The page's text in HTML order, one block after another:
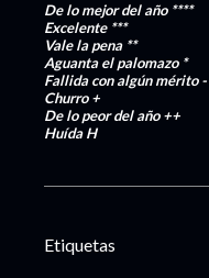
De lo mejor del año ****
Excelente***
Vale la pena **
Aguanta el palomazo *
Fallida con algún mérito-
Churro+
De lo peor del año++
HuídaH
Etiquetas